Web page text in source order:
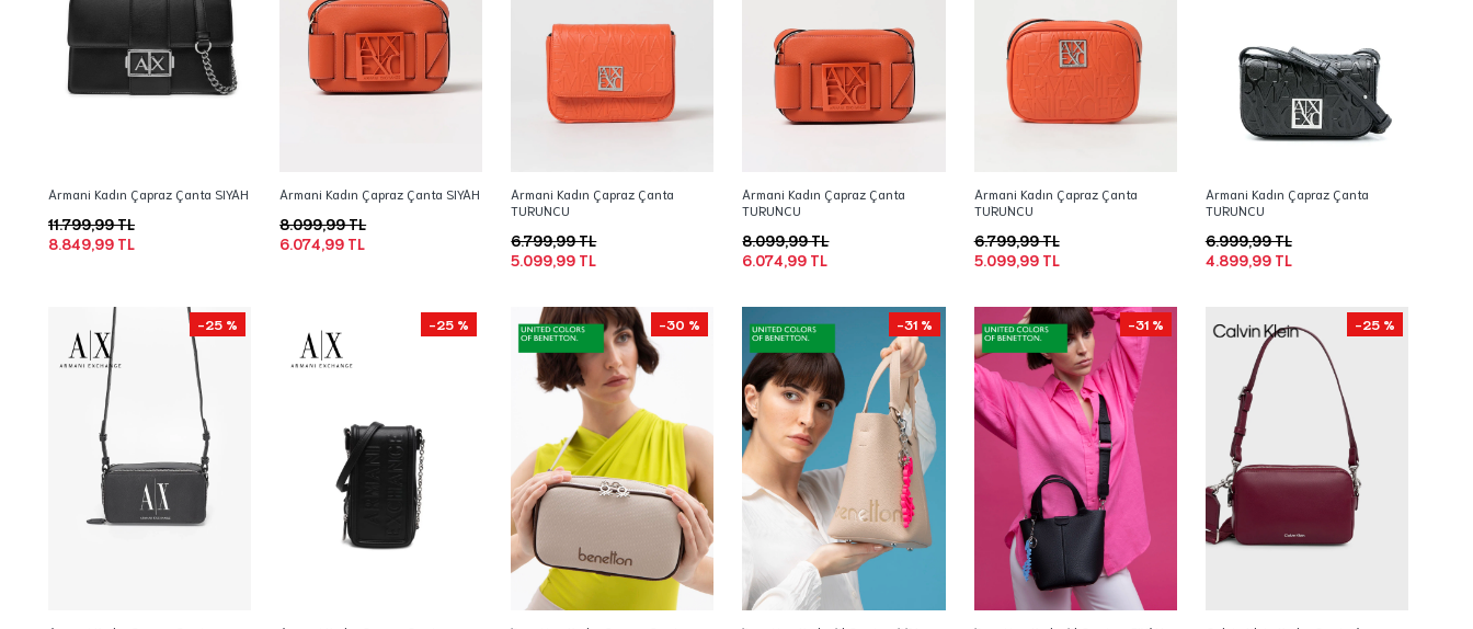
Armani Kadın Çapraz Çanta SIYAH
8.849,99 TL
11.799,99 TL
Armani Kadın Çapraz Çanta SIYAH
6.074,99 TL
8.099,99 TL
Armani Kadın Çapraz Çanta
TURUNCU
5.099,99 TL
6.799,99 TL
Armani Kadın Çapraz Çanta
TURUNCU
6.074,99 TL
8.099,99 TL
Armani Kadın Çapraz Çanta
TURUNCU
5.099,99 TL
6.799,99 TL
Armani Kadın Çapraz Çanta
TURUNCU
4.899,99 TL
6.999,99 TL
-25 % -25 % -30 % -31 % -31 % -25 %